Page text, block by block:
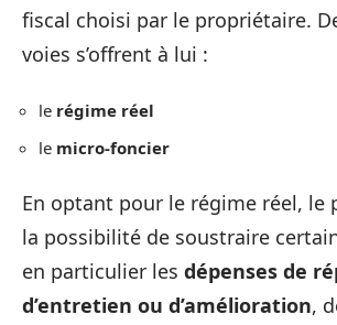
fiscal choisi par le propriétaire.
voies s’offrent à lui :
le régime réel
le micro-foncier
En optant pour le régime réel, le
la possibilité de soustraire
en particulier les dépenses de
d’entretien ou d’amélioration,